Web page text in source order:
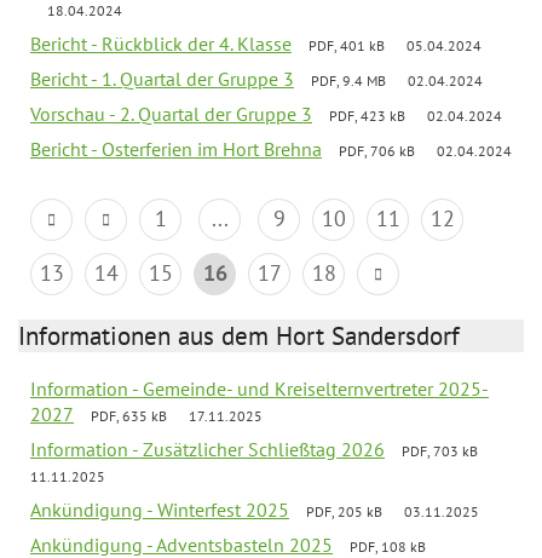
18.04.2024
Bericht - Rückblick der 4. Klasse PDF, 401 kB 05.04.2024
Bericht - 1. Quartal der Gruppe 3 PDF, 9.4 MB 02.04.2024
Vorschau - 2. Quartal der Gruppe 3 PDF, 423 kB 02.04.2024
Bericht - Osterferien im Hort Brehna PDF, 706 kB 02.04.2024
1 ... 9 10 11
12
13
14 15 16 17 18
Informationen aus dem Hort Sandersdorf
Information - Gemeinde- und Kreiselternvertreter 2025-
2027
PDF, 635 kB 17.11.2025
Information - Zusätzlicher Schließtag 2026
PDF, 703 kB
11.11.2025
Ankündigung - Winterfest 2025 PDF, 205 kB 03.11.2025
Ankündigung - Adventsbasteln 2025
PDF, 108 kB